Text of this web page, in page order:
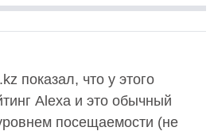
показал, что у этого
Alexa и это обычный
посещаемости (не